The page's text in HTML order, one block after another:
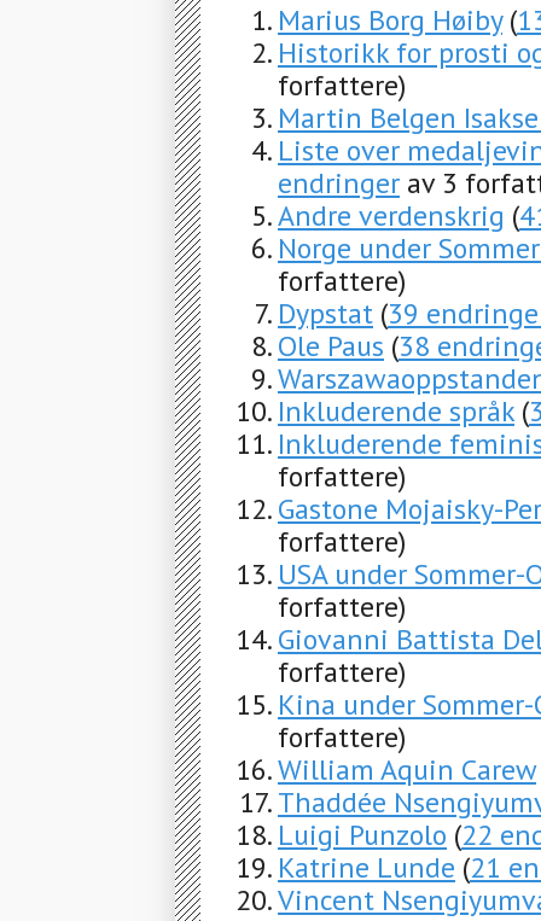
Marius Borg Høiby (
Historikk for prosti
forfattere)
Martin Belgen
Liste over
endringer av 3
Andre verdenskrig (
Norge under
forfattere)
Dypstat (39
Ole Paus (38
Inkluderende språk (
Inkluderende
forfattere)
Gastone Mojaisky-
forfattere)
USA under Sommer-
forfattere)
Giovanni Battista
forfattere)
Kina under
forfattere)
William Aquin Carew
Thaddée
Luigi Punzolo (22
Katrine Lunde (21
Vincent